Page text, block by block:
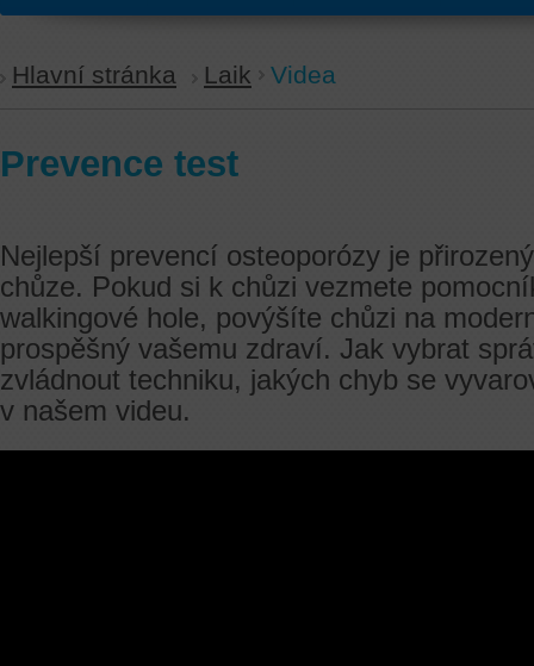
Hlavní stránka Laik Videa
Prevence test
Nejlepší prevencí osteoporózy je
chůze. Pokud si k chůzi vezmete
walkingové hole, povýšíte chůzi na
prospěšný vašemu zdraví. Jak vybrat
zvládnout techniku, jakých chyb se
v našem videu.